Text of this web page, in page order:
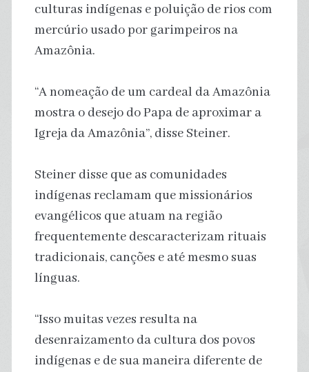
culturas indígenas e poluição de rios com
mercúrio usado por garimpeiros na
Amazônia.
“A nomeação de um cardeal da Amazônia
mostra o desejo do Papa de aproximar a
Igreja da Amazônia”, disse Steiner.
Steiner disse que as comunidades
indígenas reclamam que missionários
evangélicos que atuam na região
frequentemente descaracterizam rituais
tradicionais, canções e até mesmo suas
línguas.
“Isso muitas vezes resulta na
desenraizamento da cultura dos povos
indígenas e de sua maneira diferente de